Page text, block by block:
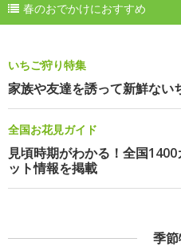
春のおでかけにおすすめ
いちご狩り特集
家族や友達を誘って新鮮ない
全国お花見ガイド
見頃時期がわかる！全国
ット情報を掲載
季